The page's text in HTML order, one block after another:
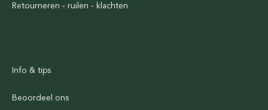
Retourneren - ruilen - klachten
Info & tips
Beoordeel ons